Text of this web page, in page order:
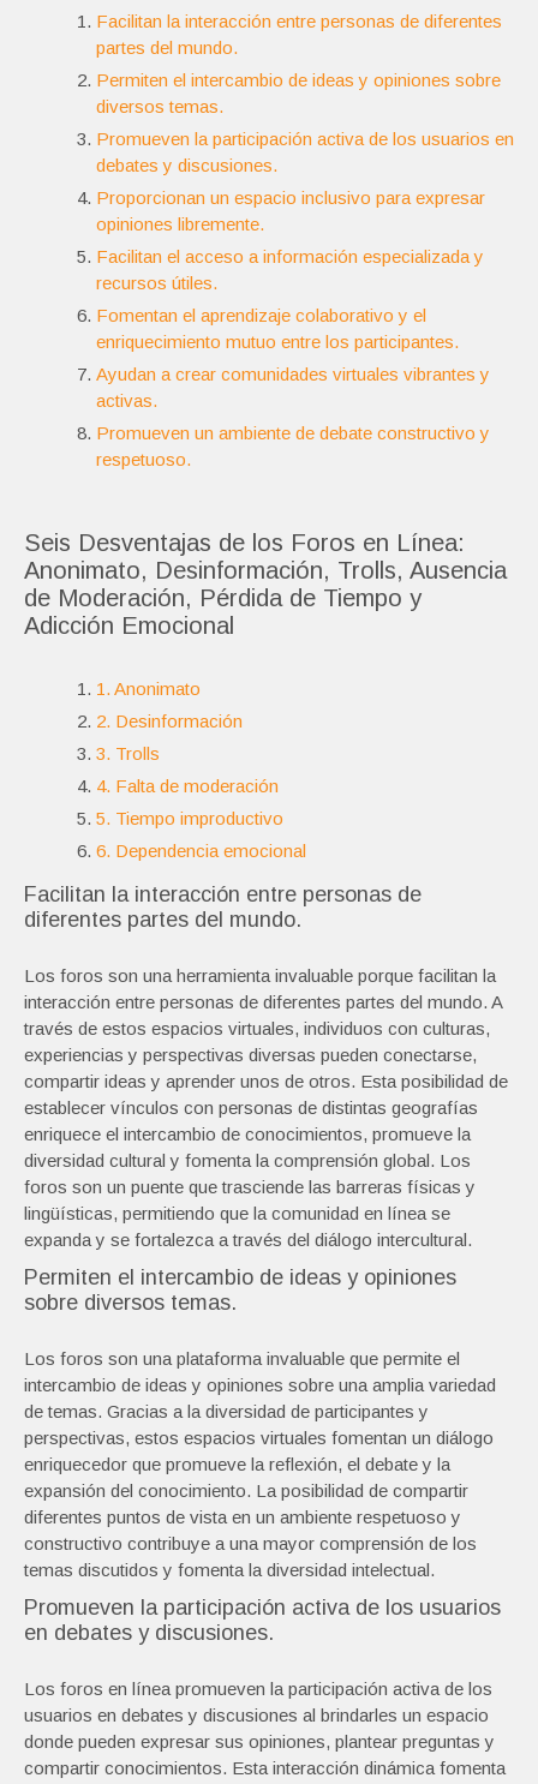
Facilitan la interacción entre personas de diferentes
partes del mundo.
Permiten el intercambio de ideas y opiniones sobre
diversos temas.
Promueven la participación activa de los usuarios en
debates y discusiones.
Proporcionan un espacio inclusivo para expresar
opiniones libremente.
Facilitan el acceso a información especializada y
recursos útiles.
Fomentan el aprendizaje colaborativo y el
enriquecimiento mutuo entre los participantes.
Ayudan a crear comunidades virtuales vibrantes y
activas.
Promueven un ambiente de debate constructivo y
respetuoso.
Seis Desventajas de los Foros en Línea:
Anonimato, Desinformación, Trolls, Ausencia
de Moderación, Pérdida de Tiempo y
Adicción Emocional
1. Anonimato
2. Desinformación
3. Trolls
4. Falta de moderación
5. Tiempo improductivo
6. Dependencia emocional
Facilitan la interacción entre personas de
diferentes partes del mundo.
Los foros son una herramienta invaluable porque facilitan la
interacción entre personas de diferentes partes del mundo. A
través de estos espacios virtuales, individuos con culturas,
experiencias y perspectivas diversas pueden conectarse,
compartir ideas y aprender unos de otros. Esta posibilidad de
establecer vínculos con personas de distintas geografías
enriquece el intercambio de conocimientos, promueve la
diversidad cultural y fomenta la comprensión global. Los
foros son un puente que trasciende las barreras físicas y
lingüísticas, permitiendo que la comunidad en línea se
expanda y se fortalezca a través del diálogo intercultural.
Permiten el intercambio de ideas y opiniones
sobre diversos temas.
Los foros son una plataforma invaluable que permite el
intercambio de ideas y opiniones sobre una amplia variedad
de temas. Gracias a la diversidad de participantes y
perspectivas, estos espacios virtuales fomentan un diálogo
enriquecedor que promueve la reflexión, el debate y la
expansión del conocimiento. La posibilidad de compartir
diferentes puntos de vista en un ambiente respetuoso y
constructivo contribuye a una mayor comprensión de los
temas discutidos y fomenta la diversidad intelectual.
Promueven la participación activa de los usuarios
en debates y discusiones.
Los foros en línea promueven la participación activa de los
usuarios en debates y discusiones al brindarles un espacio
donde pueden expresar sus opiniones, plantear preguntas y
compartir conocimientos. Esta interacción dinámica fomenta